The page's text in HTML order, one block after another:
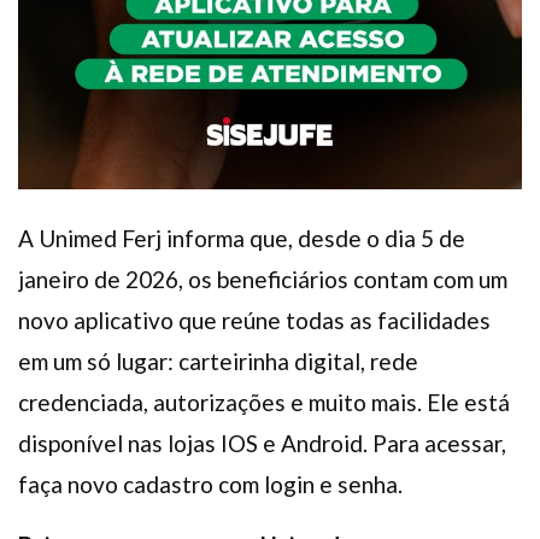
A Unimed Ferj informa que, desde o dia 5 de
janeiro de 2026, os beneficiários contam com um
novo aplicativo que reúne todas as facilidades
em um só lugar: carteirinha digital, rede
credenciada, autorizações e muito mais. Ele está
disponível nas lojas IOS e Android. Para acessar,
faça novo cadastro com login e senha.